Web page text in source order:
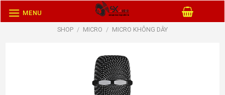
MENU
SHOP / MICRO / MICRO KHÔNG DÂY